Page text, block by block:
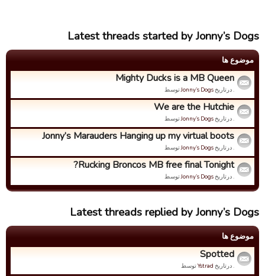
Latest threads started by Jonny’s Dogs
موضوع ها
Mighty Ducks is a MB Queen
. درتاریخJonny’s Dogsتوسط
We are the Hutchie
. درتاریخJonny’s Dogsتوسط
Jonny’s Marauders Hanging up my virtual boots
. درتاریخJonny’s Dogsتوسط
Rucking Broncos MB free final Tonight?
. درتاریخJonny’s Dogsتوسط
Latest threads replied by Jonny’s Dogs
موضوع ها
Spotted
. درتاریخ Ystradتوسط